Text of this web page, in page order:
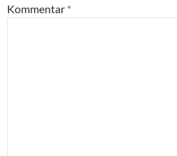
Kommentar *